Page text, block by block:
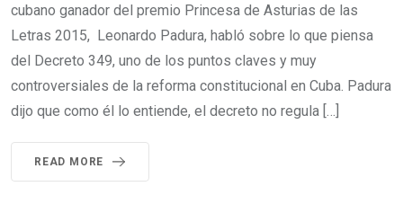
cubano ganador del premio Princesa de Asturias de las
Letras 2015, Leonardo Padura, habló sobre lo que piensa
del Decreto 349, uno de los puntos claves y muy
controversiales de la reforma constitucional en Cuba. Padura
dijo que como él lo entiende, el decreto no regula […]
READ MORE